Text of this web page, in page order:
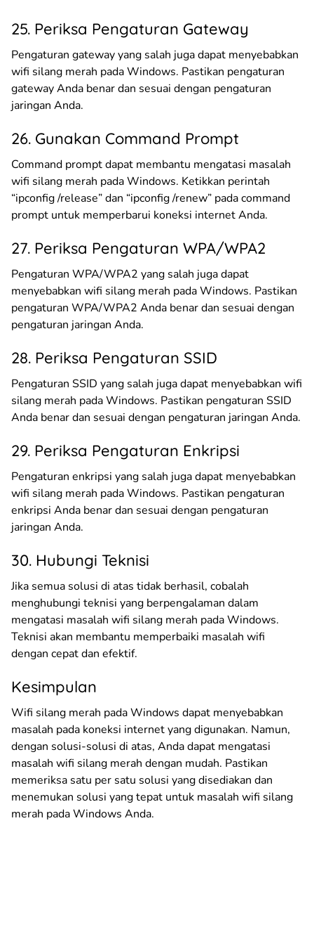
25. Periksa Pengaturan Gateway
Pengaturan gateway yang salah juga dapat menyebabkan
wifi silang merah pada Windows. Pastikan pengaturan
gateway Anda benar dan sesuai dengan pengaturan
jaringan Anda.
26. Gunakan Command Prompt
Command prompt dapat membantu mengatasi masalah
wifi silang merah pada Windows. Ketikkan perintah
“ipconfig /release” dan “ipconfig /renew” pada command
prompt untuk memperbarui koneksi internet Anda.
27. Periksa Pengaturan WPA/WPA2
Pengaturan WPA/WPA2 yang salah juga dapat
menyebabkan wifi silang merah pada Windows. Pastikan
pengaturan WPA/WPA2 Anda benar dan sesuai dengan
pengaturan jaringan Anda.
28. Periksa Pengaturan SSID
Pengaturan SSID yang salah juga dapat menyebabkan wifi
silang merah pada Windows. Pastikan pengaturan SSID
Anda benar dan sesuai dengan pengaturan jaringan Anda.
29. Periksa Pengaturan Enkripsi
Pengaturan enkripsi yang salah juga dapat menyebabkan
wifi silang merah pada Windows. Pastikan pengaturan
enkripsi Anda benar dan sesuai dengan pengaturan
jaringan Anda.
30. Hubungi Teknisi
Jika semua solusi di atas tidak berhasil, cobalah
menghubungi teknisi yang berpengalaman dalam
mengatasi masalah wifi silang merah pada Windows.
Teknisi akan membantu memperbaiki masalah wifi
dengan cepat dan efektif.
Kesimpulan
Wifi silang merah pada Windows dapat menyebabkan
masalah pada koneksi internet yang digunakan. Namun,
dengan solusi-solusi di atas, Anda dapat mengatasi
masalah wifi silang merah dengan mudah. Pastikan
memeriksa satu per satu solusi yang disediakan dan
menemukan solusi yang tepat untuk masalah wifi silang
merah pada Windows Anda.